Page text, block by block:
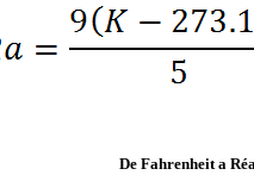
De Fahrenheit a